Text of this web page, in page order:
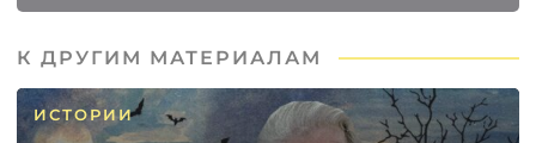
К ДРУГИМ МАТЕРИАЛАМ
ИСТОРИИ